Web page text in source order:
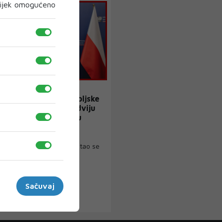
s predsjednikom Poljske
Unaprijediti odnose dviju
ekonomskom planu
Elmedin Konaković sastao se
omogućeno
Sačuvaj